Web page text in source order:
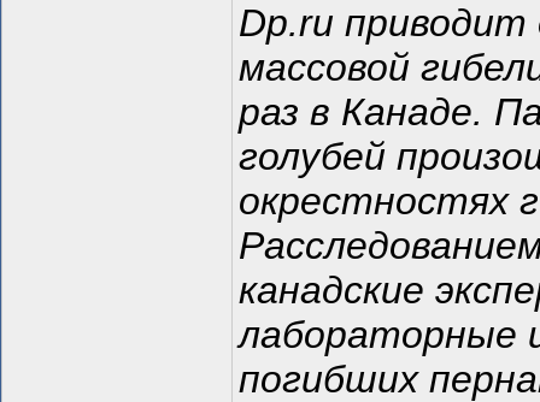
Dp.ru приводит
массовой
раз в Канаде.
голубей
окрестностях
канадские
лабораторные
погибших